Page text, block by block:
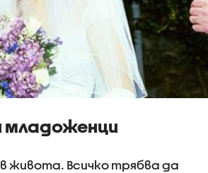
младоженци
живота. Всичко трябва да